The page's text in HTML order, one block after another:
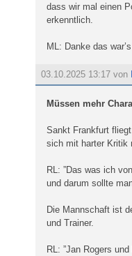
dass wir mal einen
erkenntlich.
ML: Danke das
03.10.2025 13:17 von
Müssen mehr
Sankt Frankfurt
sich mit harter Kritik
RL: ”Das was ich
und darum sollte
Die Mannschaft ist
und Trainer.
RL: ”Jan Rogers